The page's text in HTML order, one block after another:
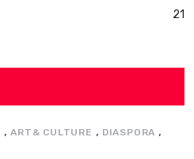
21
,ART& CULTURE , DIASPORA ,